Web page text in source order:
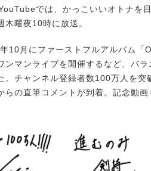
では、かっこいいオトナを
木曜夜10時に放送。
月にファーストフルアルバム「
ンマンライブを開催するなど、バ
。チャンネル登録者数100万人を
らの直筆コメントが到着。記念動画